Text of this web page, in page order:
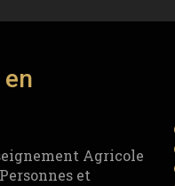
Agricole
et